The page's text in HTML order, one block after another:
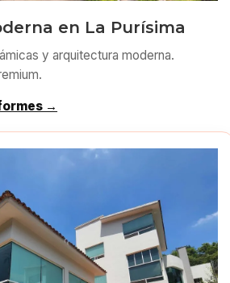
en La Purísima
y arquitectura moderna.
→